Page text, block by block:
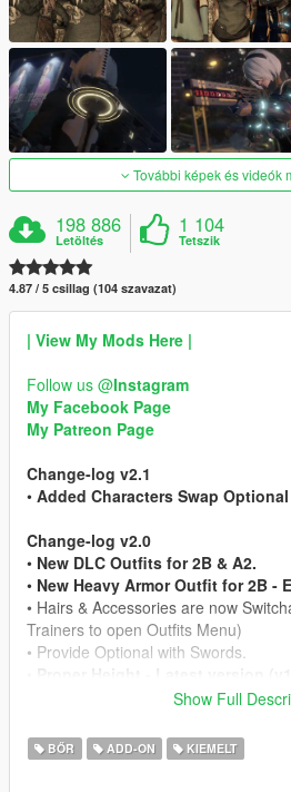
További képek és videók
198 886
Letöltés
1 104
Tetszik
4.87 / 5 csillag (104 szavazat)
| View My Mods Here |
Follow us @Instagram
My Facebook Page
My Patreon Page
Change-log v2.1
• Added Characters Swap
Change-log v2.0
• New DLC Outfits for 2B & A2.
• New Heavy Armor Outfit for 2B -
• Hairs & Accessories are now
Trainers to open Outfits Menu)
• Provide Optional with Swords.
• Working Hair Physics
• 2 Character Model Include
Show Full
BŐR ADD-ON KIEMELT